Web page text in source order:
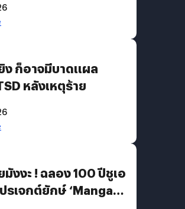
ง ก็อาจมีบาดแผล
หลังเหตุร้าย
มังงะ ! ฉลอง 100 ปีชูเอ
รเจกต์ยักษ์ ‘Manga